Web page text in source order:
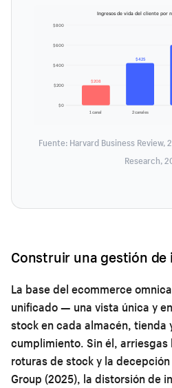
Ingresos de vida del cliente por
$0
$200
$400
$600
$800
$208
1 canal
$425
2 canales
Fuente: Harvard Business Review,
Research,
Construir una gestión
La base del ecommerce
unificado — una vista única y
stock en cada almacén, tienda
cumplimiento. Sin él, arriesgas
roturas de stock y la
Group (2025), la distorsión de